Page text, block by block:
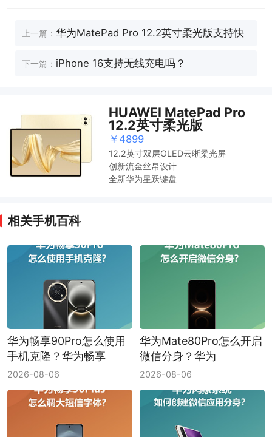
上一篇： 华为MatePad Pro 12.2英寸柔光版支持快
充吗？
下一篇： iPhone 16支持无线充电吗？
HUAWEI MatePad Pro
12.2英寸柔光版
￥4899
12.2英寸双层OLED云晰柔光屏
创新流金丝帛设计
全新华为星跃键盘
相关手机百科
华为畅享90Pro怎么使用
手机克隆？华为畅享
90Pro手机克隆使用方法
2026-08-06
华为Mate80Pro怎么开启
微信分身？华为
Mate80Pro微信分身开启
2026-08-06